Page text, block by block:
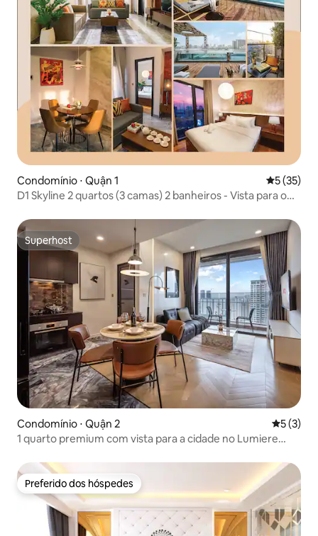
Condomínio ⋅ Quận 1 5 de uma
5 (35)
D1 Skyline 2 quartos (3 camas) 2 banheiros - Vista para o
Superhost
Superhost
Condomínio ⋅ Quận 2 5 de
5 (3)
1 quarto premium com vista para a cidade no Lumiere
Preferido dos hóspedes
Preferido dos hóspedes